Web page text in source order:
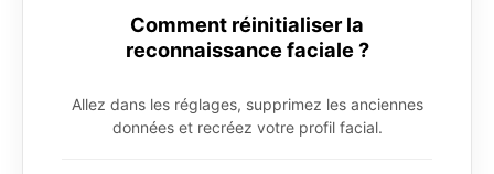
Comment réinitialiser la
reconnaissance faciale ?
Allez dans les réglages, supprimez les anciennes
données et recréez votre profil facial.